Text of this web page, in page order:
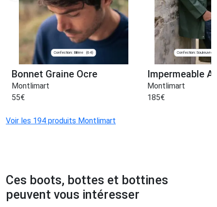
Confection: Billère (64)
Bonnet Graine Ocre
Montlimart
55€
Confection: Souleuvre
Impermeable
Montlimart
185€
Voir les 194 produits Montlimart
Ces boots, bottes et bottines
peuvent vous intéresser